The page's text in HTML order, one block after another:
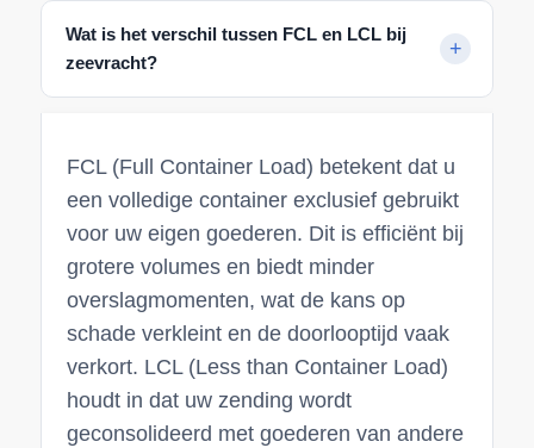
Wat is het verschil tussen FCL en LCL bij
zeevracht?
FCL (Full Container Load) betekent dat u
een volledige container exclusief gebruikt
voor uw eigen goederen. Dit is efficiënt bij
grotere volumes en biedt minder
overslagmomenten, wat de kans op
schade verkleint en de doorlooptijd vaak
verkort. LCL (Less than Container Load)
houdt in dat uw zending wordt
geconsolideerd met goederen van andere